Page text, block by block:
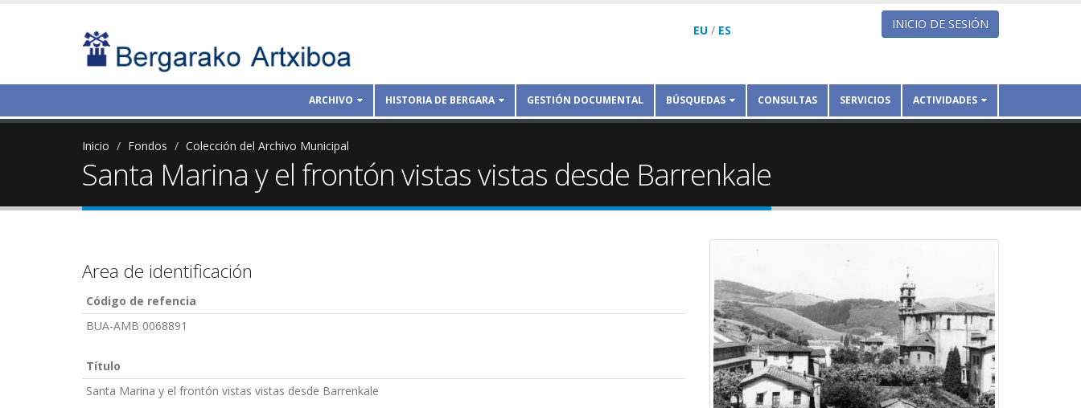
EU / ES INICIO DE SESIÓN
ARCHIVO HISTORIA DE BERGARA GESTIÓN DOCUMENTAL BÚSQUEDAS CONSULTAS SERVICIOS ACTIVIDADES
Inicio Fondos Colección del Archivo Municipal
Santa Marina y el frontón vistas vistas desde Barrenkale
Area de identificación
Código de refencia
BUA-AMB 0068891
Título
Santa Marina y el frontón vistas vistas desde Barrenkale